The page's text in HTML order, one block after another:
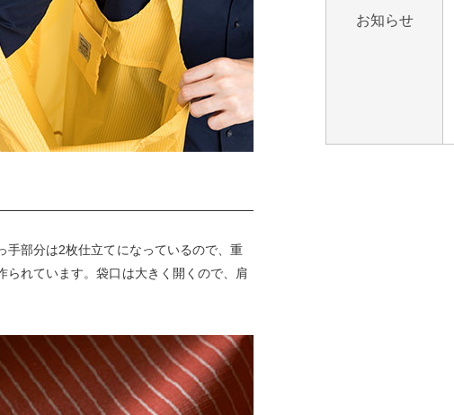
部分は2枚仕立てになっているので、重
れています。袋口は大きく開くので、肩
お知らせ